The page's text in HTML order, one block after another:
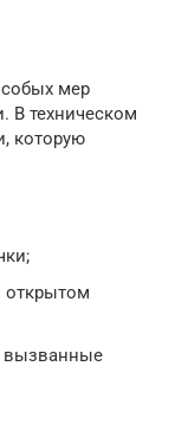
мер
В техническом
которую
открытом
вызванные